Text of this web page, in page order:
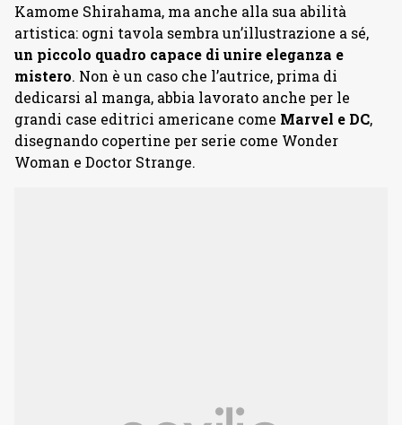
Kamome Shirahama, ma anche alla sua abilità
artistica: ogni tavola sembra un’illustrazione a sé,
un piccolo quadro capace di unire eleganza e
mistero. Non è un caso che l’autrice, prima di
dedicarsi al manga, abbia lavorato anche per le
grandi case editrici americane come Marvel e DC,
disegnando copertine per serie come Wonder
Woman e Doctor Strange.